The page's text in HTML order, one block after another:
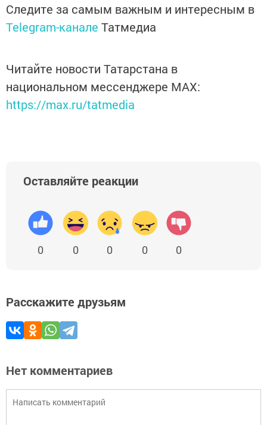
Следите за самым важным и интересным в
Telegram-канале Татмедиа
Читайте новости Татарстана в
национальном мессенджере MАХ:
https://max.ru/tatmedia
Оставляйте реакции
0 0 0 0 0
Расскажите друзьям
Нет комментариев